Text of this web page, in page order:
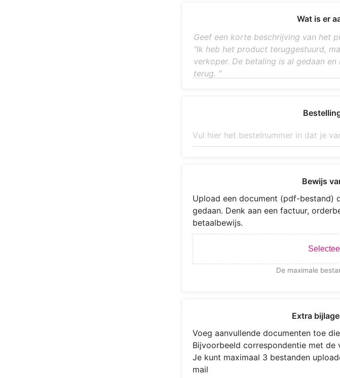
Wat is er
Bewijs
Upload een document (pdf-bestand)
gedaan. Denk aan een factuur,
betaalbewijs.
De maximale
Extra
Voeg aanvullende documenten toe
Bijvoorbeeld correspondentie met
Je kunt maximaal 3 bestanden
mail